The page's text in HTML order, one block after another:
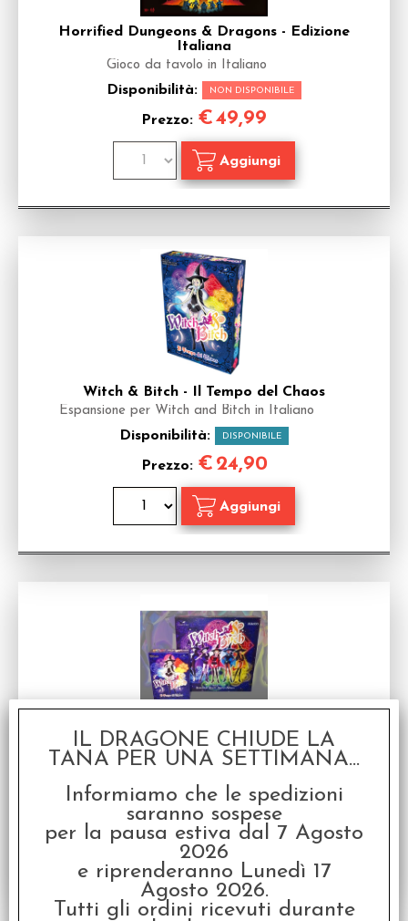
Horrified Dungeons & Dragons - Edizione
Italiana
Gioco da tavolo in Italiano
Disponibilità: NON DISPONIBILE
Prezzo: €49,99
Witch & Bitch - Il Tempo del Chaos
Espansione per Witch and Bitch in Italiano
Disponibilità: DISPONIBILE
Prezzo: € 24,90
Witch & Bitch - Bundle Italiano
Gioco da tavolo in Italiano + Espansione
Disponibilità:
Prezzo:€49,90
IL DRAGONE CHIUDE LA
TANA PER UNA SETTIMANA...
Informiamo che le spedizioni
saranno sospese
per la pausa estiva dal 7 Agosto
2026
e riprenderanno Lunedì 17
Agosto 2026.
Tutti gli ordini ricevuti durante